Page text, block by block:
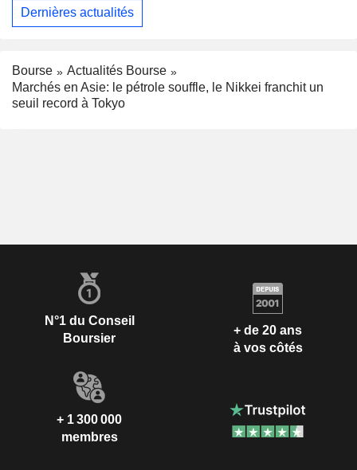
Dernières actualités
Bourse
Actualités Bourse
Marchés en Asie: le pétrole souffle, le Nikkei franchit un
seuil record à Tokyo
N°1 du Conseil
Boursier
+ de 20 ans
à vos côtés
+ 1 300 000
membres